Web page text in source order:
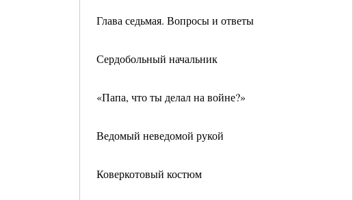
Глава седьмая. Вопросы и ответы
Сердобольный начальник
«Папа, что ты делал на войне?»
Ведомый неведомой рукой
Коверкотовый костюм